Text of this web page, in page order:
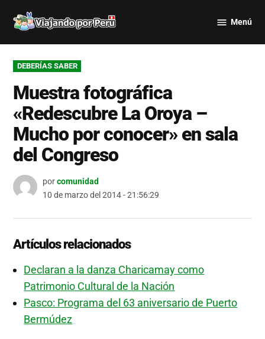
por Perú
Menú
PUBLICADO
EN
DEBERÍAS SABER
Muestra fotográfica
«Redescubre La Oroya –
Mucho por conocer» en sala
del Congreso
porcomunidad
10 de marzo del 2014 - 21:56:29
Artículos relacionados
Declaran a la danza Charicamay como
Patrimonio Cultural de la Nación
Pasco: Programa del 63 aniversario de Puerto
Bermúdez